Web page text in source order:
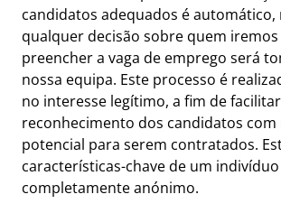
candidatos adequados é
qualquer decisão sobre quem
preencher a vaga de emprego será
nossa equipa. Este processo é
no interesse legítimo, a fim de
reconhecimento dos candidatos
potencial para serem contratados.
características-chave de um indivíduo
completamente anónimo.